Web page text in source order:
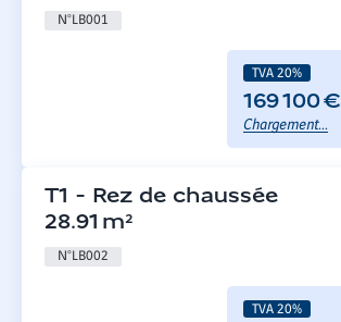
N°LB001
TVA 20%
169 100 €
Chargement...
T1 - Rez de chaussée
28.91 m²
N°LB002
TVA 20%